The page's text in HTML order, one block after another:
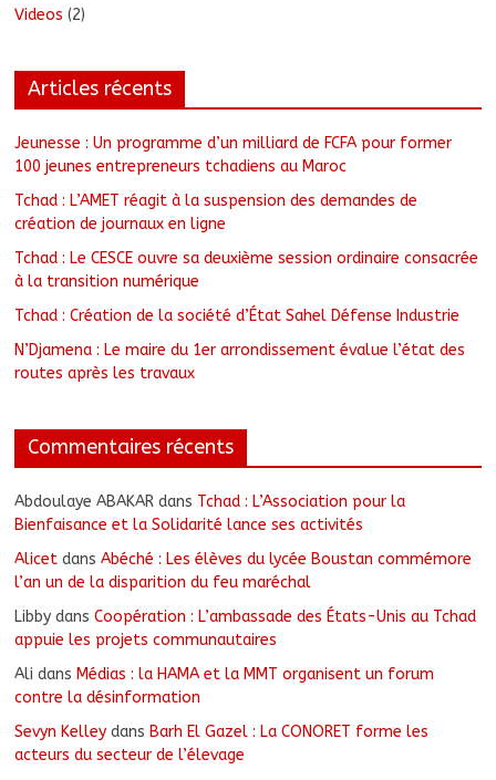
Videos (2)
Articles récents
Jeunesse : Un programme d’un milliard de FCFA pour former
100 jeunes entrepreneurs tchadiens au Maroc
Tchad : L’AMET réagit à la suspension des demandes de
création de journaux en ligne
Tchad : Le CESCE ouvre sa deuxième session ordinaire consacrée
à la transition numérique
Tchad : Création de la société d’État Sahel Défense Industrie
N’Djamena : Le maire du 1er arrondissement évalue l’état des
routes après les travaux
Commentaires récents
Abdoulaye ABAKAR dans Tchad : L’Association pour la
Bienfaisance et la Solidarité lance ses activités
Alicet dansAbéché : Les élèves du lycée Boustan commémore
l’an un de la disparition du feu maréchal
Libby dansCoopération : L’ambassade des États-Unis au Tchad
appuie les projets communautaires
Ali dans Médias : la HAMA et la MMT organisent un forum
contre la désinformation
Sevyn Kelley dans Barh El Gazel : La CONORET forme les
acteurs du secteur de l’élevage